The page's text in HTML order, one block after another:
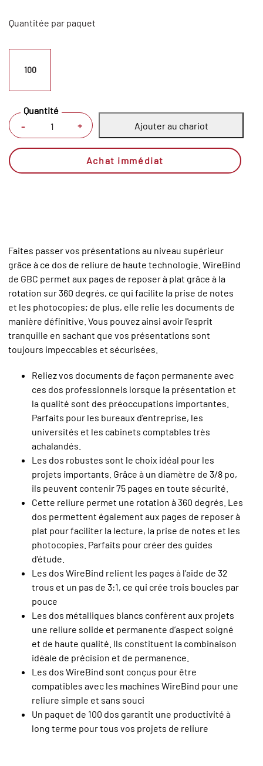
Quantitée par paquet
100
- +
Quantité
Ajouter au chariot
Achat immédiat
Faites passer vos présentations au niveau supérieur
grâce à ce dos de reliure de haute technologie. WireBind
de GBC permet aux pages de reposer à plat grâce à la
rotation sur 360 degrés, ce qui facilite la prise de notes
et les photocopies; de plus, elle relie les documents de
manière définitive. Vous pouvez ainsi avoir l'esprit
tranquille en sachant que vos présentations sont
toujours impeccables et sécurisées.
Reliez vos documents de façon permanente avec
ces dos professionnels lorsque la présentation et
la qualité sont des préoccupations importantes.
Parfaits pour les bureaux d'entreprise, les
universités et les cabinets comptables très
achalandés.
Les dos robustes sont le choix idéal pour les
projets importants. Grâce à un diamètre de 3/8 po,
ils peuvent contenir 75 pages en toute sécurité.
Cette reliure permet une rotation à 360 degrés. Les
dos permettent également aux pages de reposer à
plat pour faciliter la lecture, la prise de notes et les
photocopies. Parfaits pour créer des guides
d'étude.
Les dos WireBind relient les pages à l’aide de 32
trous et un pas de 3:1, ce qui crée trois boucles par
pouce
Les dos métalliques blancs confèrent aux projets
une reliure solide et permanente d’aspect soigné
et de haute qualité. Ils constituent la combinaison
idéale de précision et de permanence.
Les dos WireBind sont conçus pour être
compatibles avec les machines WireBind pour une
reliure simple et sans souci
Un paquet de 100 dos garantit une productivité à
long terme pour tous vos projets de reliure